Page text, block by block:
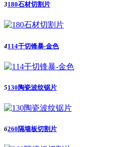
3180石材切割片
4114干切锋暴-金色
5130陶瓷波纹锯片
6260隔墙板切割片